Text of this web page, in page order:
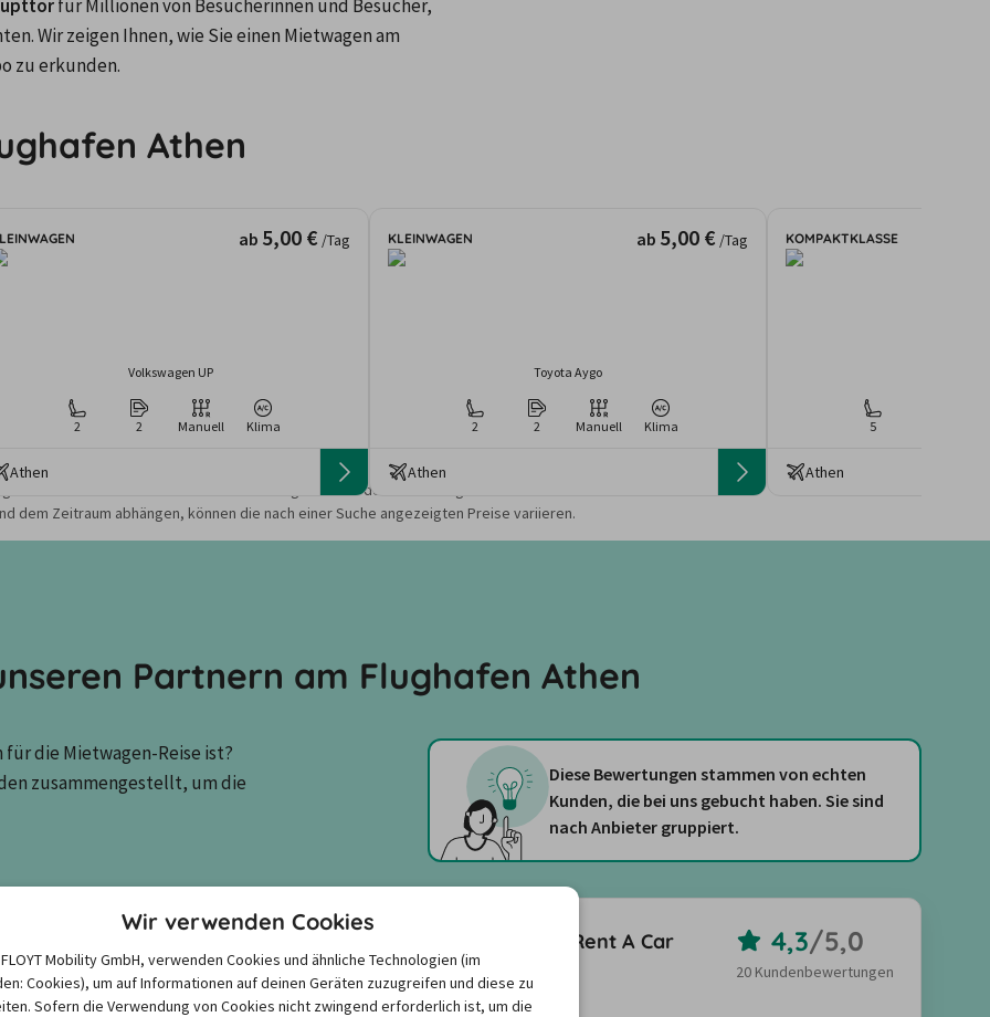
für Millionen von Besucherinnen und Besucher,
Wir zeigen Ihnen, wie Sie einen Mietwagen am
zu erkunden.
Athen
ab 5,00 € /Tag
Volkswagen UP
2 2 Manuell Klima
Athen
KLEINWAGEN ab 5,00 € /Tag
Toyota Aygo
2 2 Manuell Klima
Athen
KOMPAKTKLASSE
5
Athen
und Preise basieren auf den Suchergebnissen der letzten Tage. Da die Preise von der
dem Zeitraum abhängen, können die nach einer Suche angezeigten Preise variieren.
Partnern am Flughafen Athen
die Mietwagen-Reise ist?
zusammengestellt, um die
Diese Bewertungen stammen von echten
Kunden, die bei uns gebucht haben. Sie sind
nach Anbieter gruppiert.
4,1/5,0
22 Kundenbewertungen
EXER Rent A Car 4,3/5,0
20 Kundenbewertungen
Wir verwenden Cookies
Mobility GmbH, verwenden Cookies und ähnliche Technologien (im
Cookies), um auf Informationen auf deinen Geräten zuzugreifen und diese zu
Sofern die Verwendung von Cookies nicht zwingend erforderlich ist, um die